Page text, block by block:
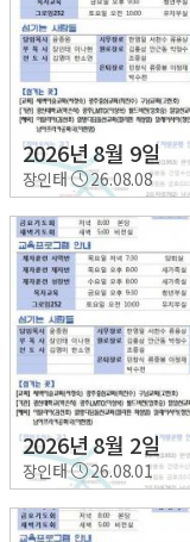
2026년 8월 9일
장인태 26.08.08
2026년 8월 2일
장인태 26.08.01